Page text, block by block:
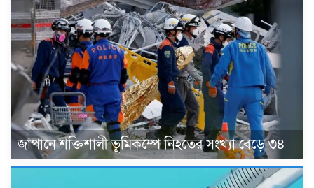
জাপানে শক্তিশালী ভূমিকম্পে নিহতের সংখ্যা বেড়ে ৩৪